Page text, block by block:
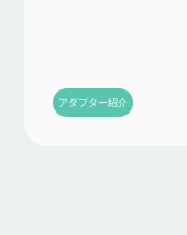
アダプター紹介